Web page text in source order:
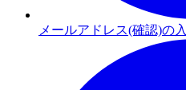
メールアドレス(確認)の